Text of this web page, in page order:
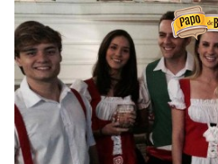
para
conteúdo